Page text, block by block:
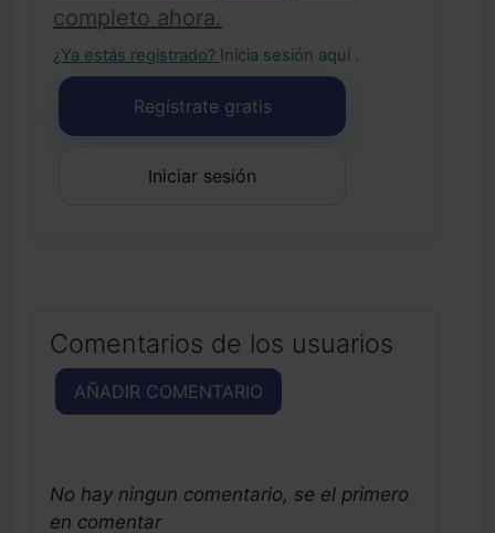
completo ahora.
¿Ya estás registrado? Inicia sesión aquí .
Regístrate gratis
Iniciar sesión
Comentarios de los usuarios
AÑADIR COMENTARIO
No hay ningun comentario, se el primero
en comentar